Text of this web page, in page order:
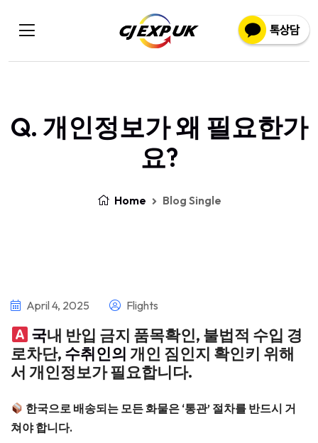
Q. 개인정보가 왜 필요한가
요?
Home Blog Single
April 4, 2025 Flights
국내 반입 금지 품목확인, 불법적 수입 경
로차단, 수취인의 개인 짐인지 확인키 위해
서 개인정보가 필요합니다.
한국으로 배송되는 모든 화물은 ‘통관’ 절차를 반드시 거
쳐야 합니다.